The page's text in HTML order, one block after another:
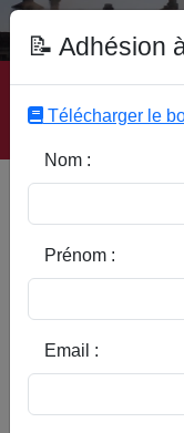
Accueil | Site
Sous-Rubriques
📝 Adhésion
Télécharger le
Nom :
Prénom :
Email :